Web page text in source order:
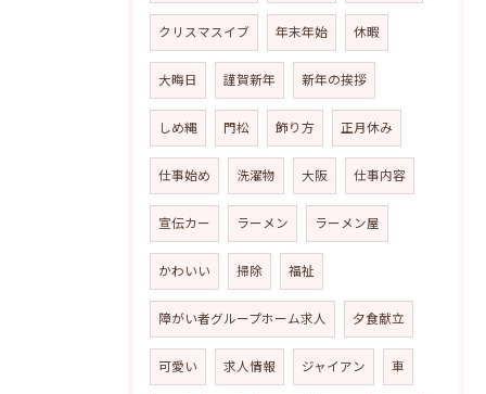
クリスマスイブ 年末年始 休暇
大晦日 謹賀新年 新年の挨拶
しめ縄 門松 飾り方 正月休み
仕事始め 洗濯物 大阪 仕事内容
宣伝カー ラーメン ラーメン屋
かわいい 掃除 福祉
障がい者グループホーム求人 夕食献立
可愛い 求人情報 ジャイアン 車